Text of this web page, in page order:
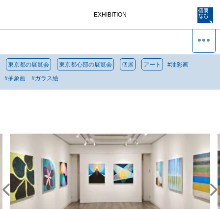
EXHIBITION
東京都の展覧会 東京都心部の展覧会 個展 アート #油彩画
#抽象画 #ガラス絵